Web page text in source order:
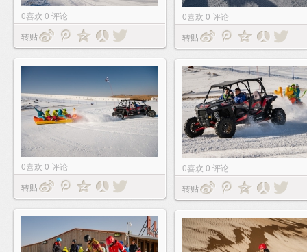
0喜欢 0 评论
转贴
0喜欢 0 评论
转贴
0喜欢 0 评论
转贴
0喜欢 0 评论
转贴